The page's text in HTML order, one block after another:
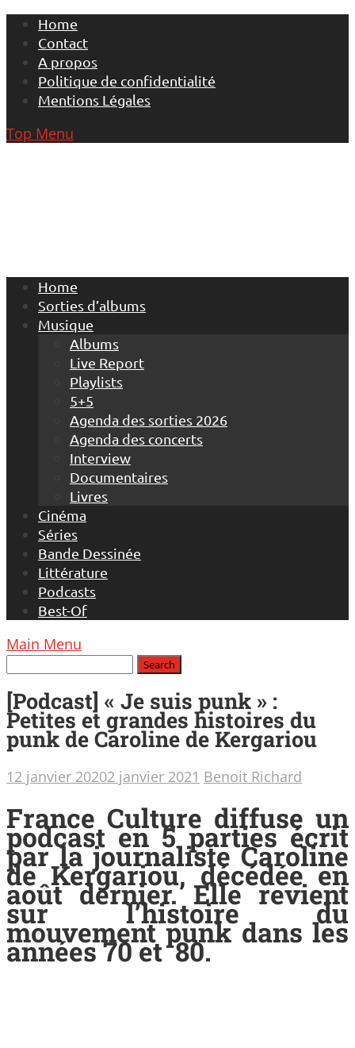
Skip
content
Home
Contact
A propos
Politique de confidentialité
Mentions Légales
Top Menu
Home
Sorties d’albums
Musique
Albums
Live Report
Playlists
5+5
Agenda des sorties 2026
Agenda des concerts
Interview
Documentaires
Livres
Cinéma
Séries
Bande Dessinée
Littérature
Podcasts
Best-Of
Main Menu
[Podcast] « Je suis punk » :
Petites et grandes histoires du
punk de Caroline de Kergariou
12 janvier 20202 janvier 2021 Benoit Richard
France Culture diffuse un
podcast en 5 parties écrit
par la journaliste Caroline
de Kergariou, décédée en
août dernier. Elle revient
sur l’histoire du
mouvement punk dans les
années 70 et 80.